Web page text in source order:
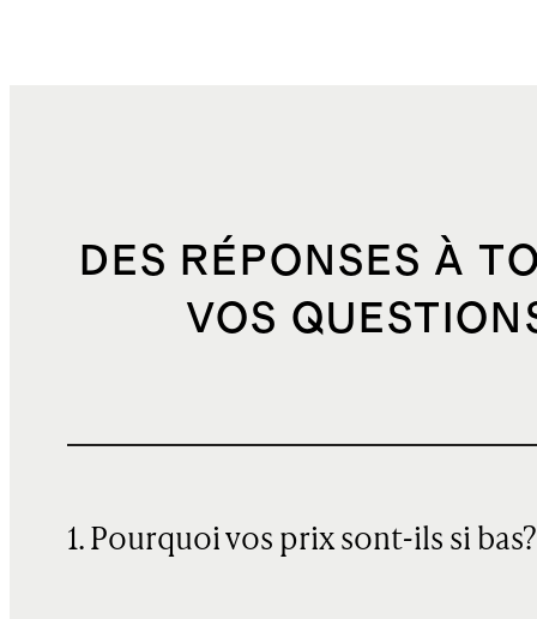
DES RÉPONSES À
VOS
1. Pourquoi vos prix sont-ils si bas?